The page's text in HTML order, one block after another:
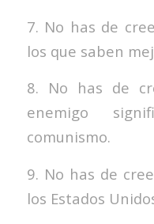
7. No has de
los que saben
8. No has de
enemigo
comunismo.
9. No has de
los Estados